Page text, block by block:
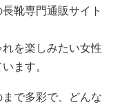
靴専門通販サイト
を楽しみたい女性
ます。
で多彩で、どんな